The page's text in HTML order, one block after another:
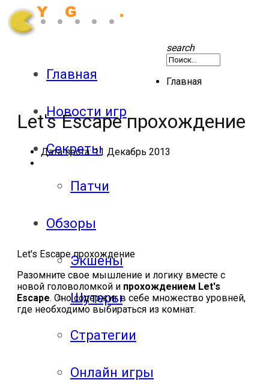
Главная
Новости игр
Секреты
Патчи
Обзоры
Экшены
Шутеры
Стратегии
Онлайн игры
search
Главная
Let's Escape прохождение
Дата поста:11 Декабрь 2013
Let's Escape прохождение
Разомните свое мышление и логику вместе с
новой головоломкой и прохождением Let's
Escape. Оно содержит в себе множество уровней,
где необходимо выбираться из комнат.